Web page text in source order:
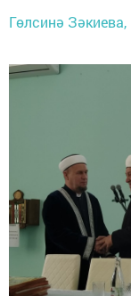
Гөлсинә Зәкиева,